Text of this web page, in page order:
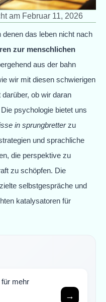
am Februar 11, 2026
das leben nicht nach
zur menschlichen
aus der bahn
wir mit diesen schwierigen
ob wir daran
psychologie bietet uns
in sprungbretterzu
und sprachliche
die perspektive zu
zu schöpfen. Die
selbstgespräche und
katalysatoren für
für mehr
→